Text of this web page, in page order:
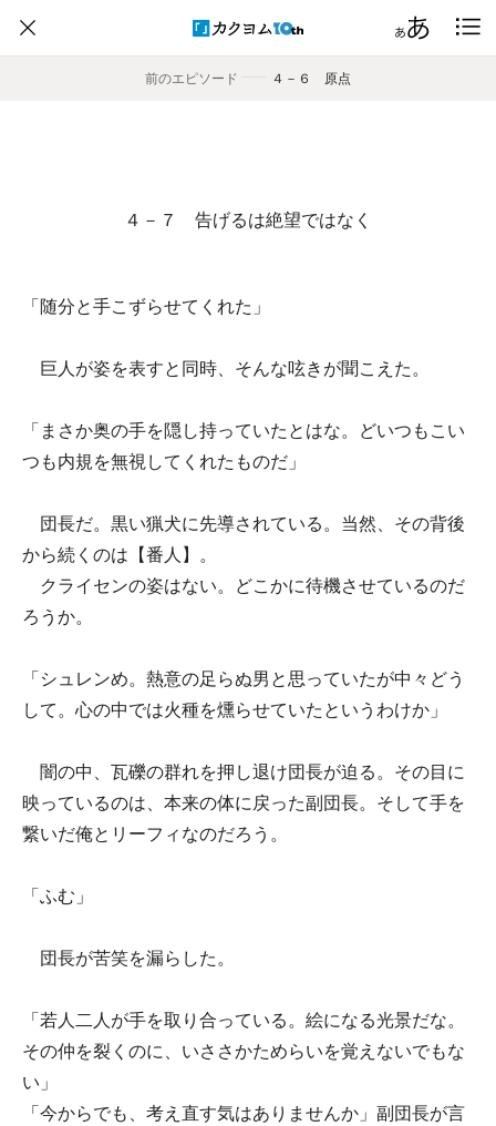
前のエピソード
―― ４－６ 原点
４－７ 告げるは絶望ではなく
「随分と手こずらせてくれた」
巨人が姿を表すと同時、そんな呟きが聞こえた。
「まさか奥の手を隠し持っていたとはな。どいつもこい
つも内規を無視してくれたものだ」
団長だ。黒い猟犬に先導されている。当然、その背後
から続くのは【番人】。
クライセンの姿はない。どこかに待機させているのだ
ろうか。
「シュレンめ。熱意の足らぬ男と思っていたが中々どう
して。心の中では火種を燻らせていたというわけか」
闇の中、瓦礫の群れを押し退け団長が迫る。その目に
映っているのは、本来の体に戻った副団長。そして手を
繋いだ俺とリーフィなのだろう。
「ふむ」
団長が苦笑を漏らした。
「若人二人が手を取り合っている。絵になる光景だな。
その仲を裂くのに、いささかためらいを覚えないでもな
い」
「今からでも、考え直す気はありませんか」副団長が言